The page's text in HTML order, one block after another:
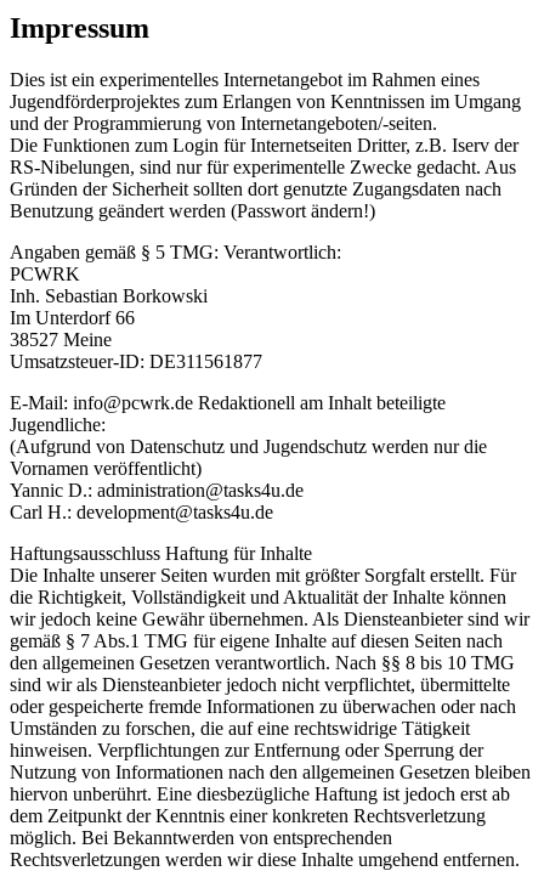
Impressum
Dies ist ein experimentelles Internetangebot im Rahmen eines
Jugendförderprojektes zum Erlangen von Kenntnissen im Umgang
und der Programmierung von Internetangeboten/-seiten.
Die Funktionen zum Login für Internetseiten Dritter, z.B. Iserv der
RS-Nibelungen, sind nur für experimentelle Zwecke gedacht. Aus
Gründen der Sicherheit sollten dort genutzte Zugangsdaten nach
Benutzung geändert werden (Passwort ändern!)
Angaben gemäß § 5 TMG: Verantwortlich:
PCWRK
Inh. Sebastian Borkowski
Im Unterdorf 66
38527 Meine
Umsatzsteuer-ID: DE311561877
E-Mail: info@pcwrk.de Redaktionell am Inhalt beteiligte
Jugendliche:
(Aufgrund von Datenschutz und Jugendschutz werden nur die
Vornamen veröffentlicht)
Yannic D.: administration@tasks4u.de
Carl H.: development@tasks4u.de
Haftungsausschluss Haftung für Inhalte
Die Inhalte unserer Seiten wurden mit größter Sorgfalt erstellt. Für
die Richtigkeit, Vollständigkeit und Aktualität der Inhalte können
wir jedoch keine Gewähr übernehmen. Als Diensteanbieter sind wir
gemäß § 7 Abs.1 TMG für eigene Inhalte auf diesen Seiten nach
den allgemeinen Gesetzen verantwortlich. Nach §§ 8 bis 10 TMG
sind wir als Diensteanbieter jedoch nicht verpflichtet, übermittelte
oder gespeicherte fremde Informationen zu überwachen oder nach
Umständen zu forschen, die auf eine rechtswidrige Tätigkeit
hinweisen. Verpflichtungen zur Entfernung oder Sperrung der
Nutzung von Informationen nach den allgemeinen Gesetzen bleiben
hiervon unberührt. Eine diesbezügliche Haftung ist jedoch erst ab
dem Zeitpunkt der Kenntnis einer konkreten Rechtsverletzung
möglich. Bei Bekanntwerden von entsprechenden
Rechtsverletzungen werden wir diese Inhalte umgehend entfernen.